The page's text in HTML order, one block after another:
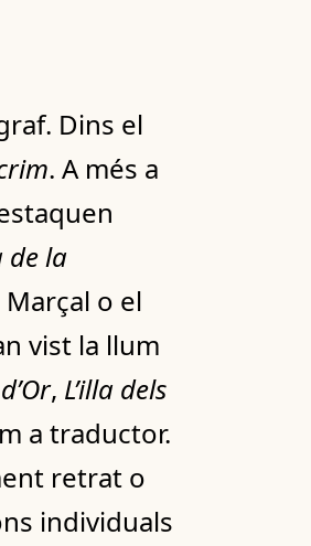
Dins el
. A més a
de la
o el
vist la llum
, L’illa dels
a traductor.
retrat o
individuals